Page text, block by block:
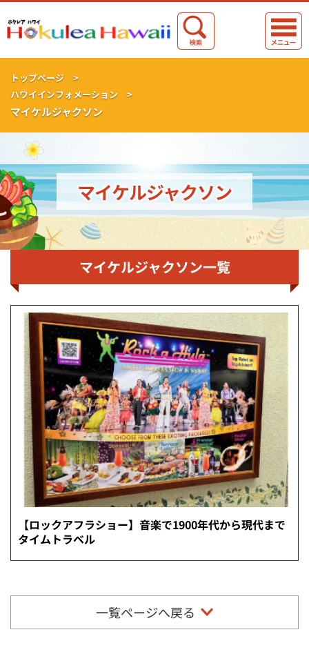
トップページ >
ハワイインフォメーション >
マイケルジャクソン
マイケルジャクソン
マイケルジャクソン一覧
【ロックアフラショー】音楽で1900年代から現代まで
タイムトラベル
一覧ページへ戻る